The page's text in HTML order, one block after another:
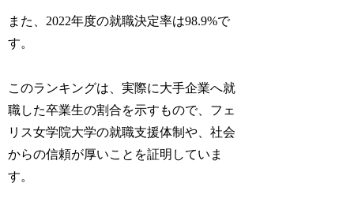
また、 2022年度の就職決定率は98.9%で
す。
このランキングは、実際に大手企業へ就
職した卒業生の割合を示すもので、フェ
リス女学院大学の就職支援体制や、社会
からの信頼が厚いことを証明していま
す。